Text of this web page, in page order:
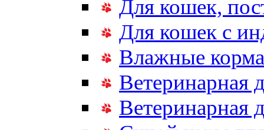
Для кошек,
Для кошек с
Влажные
Ветеринарная
Ветеринарная